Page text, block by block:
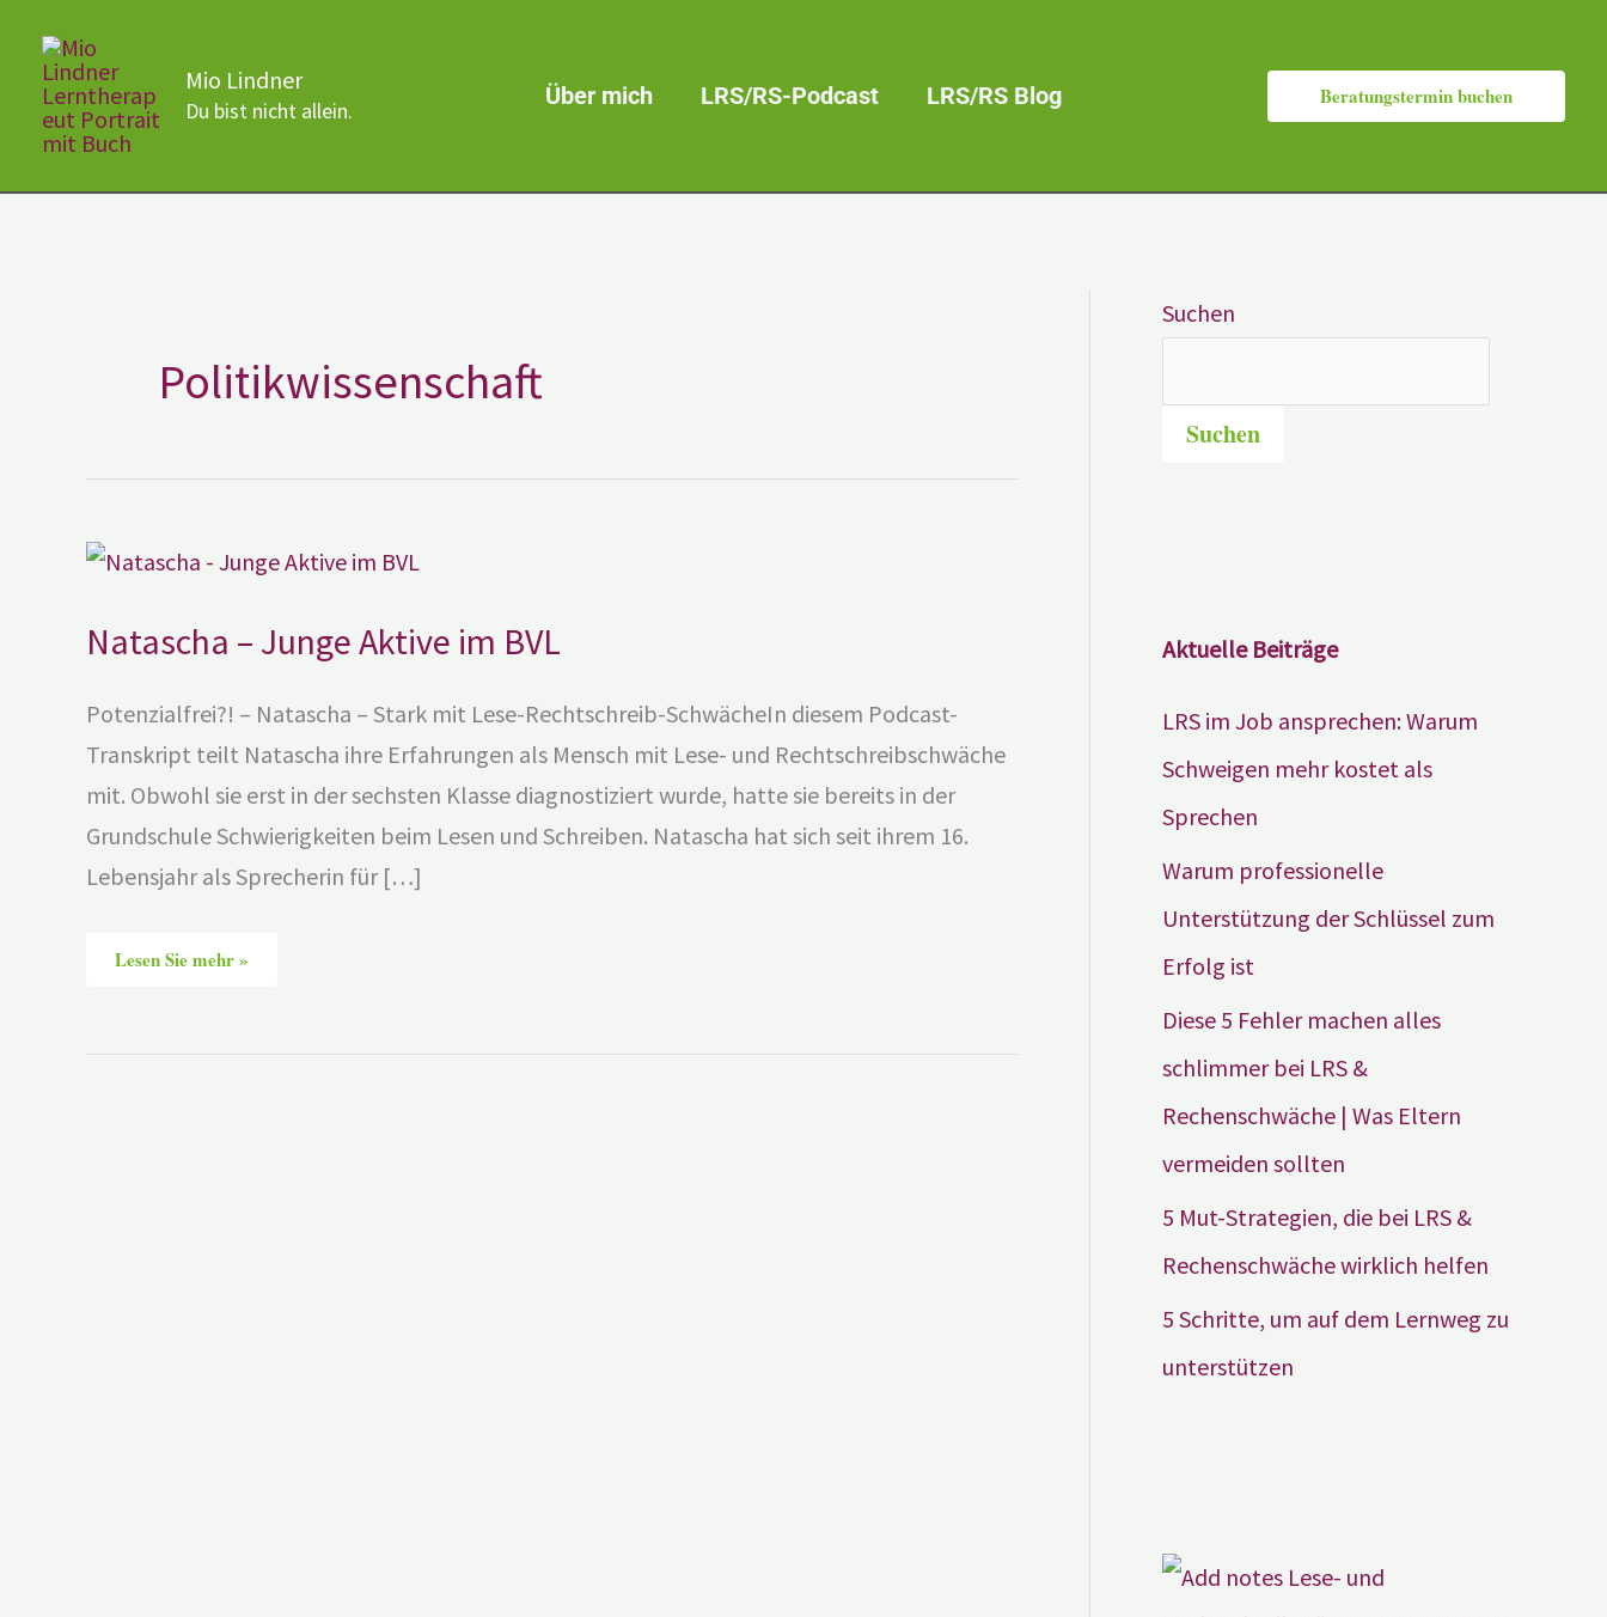
Inhalt
springen
Mio Lindner
Du bist nicht allein. Über mich LRS/RS-Podcast LRS/RS Blog Beratungstermin buchen
Politikwissenschaft
Natascha – Junge Aktive im BVL
Potenzialfrei?! – Natascha – Stark mit Lese-Rechtschreib-SchwächeIn diesem Podcast-
Transkript teilt Natascha ihre Erfahrungen als Mensch mit Lese- und Rechtschreibschwäche
mit. Obwohl sie erst in der sechsten Klasse diagnostiziert wurde, hatte sie bereits in der
Grundschule Schwierigkeiten beim Lesen und Schreiben. Natascha hat sich seit ihrem 16.
Lebensjahr als Sprecherin für […]
–
BVL
Lesen Sie mehr »
Suchen
Suchen
Aktuelle Beiträge
LRS im Job ansprechen: Warum
Schweigen mehr kostet als
Sprechen
Warum professionelle
Unterstützung der Schlüssel zum
Erfolg ist
Diese 5 Fehler machen alles
schlimmer bei LRS &
Rechenschwäche | Was Eltern
vermeiden sollten
5 Mut-Strategien, die bei LRS &
Rechenschwäche wirklich helfen
5 Schritte, um auf dem Lernweg zu
unterstützen